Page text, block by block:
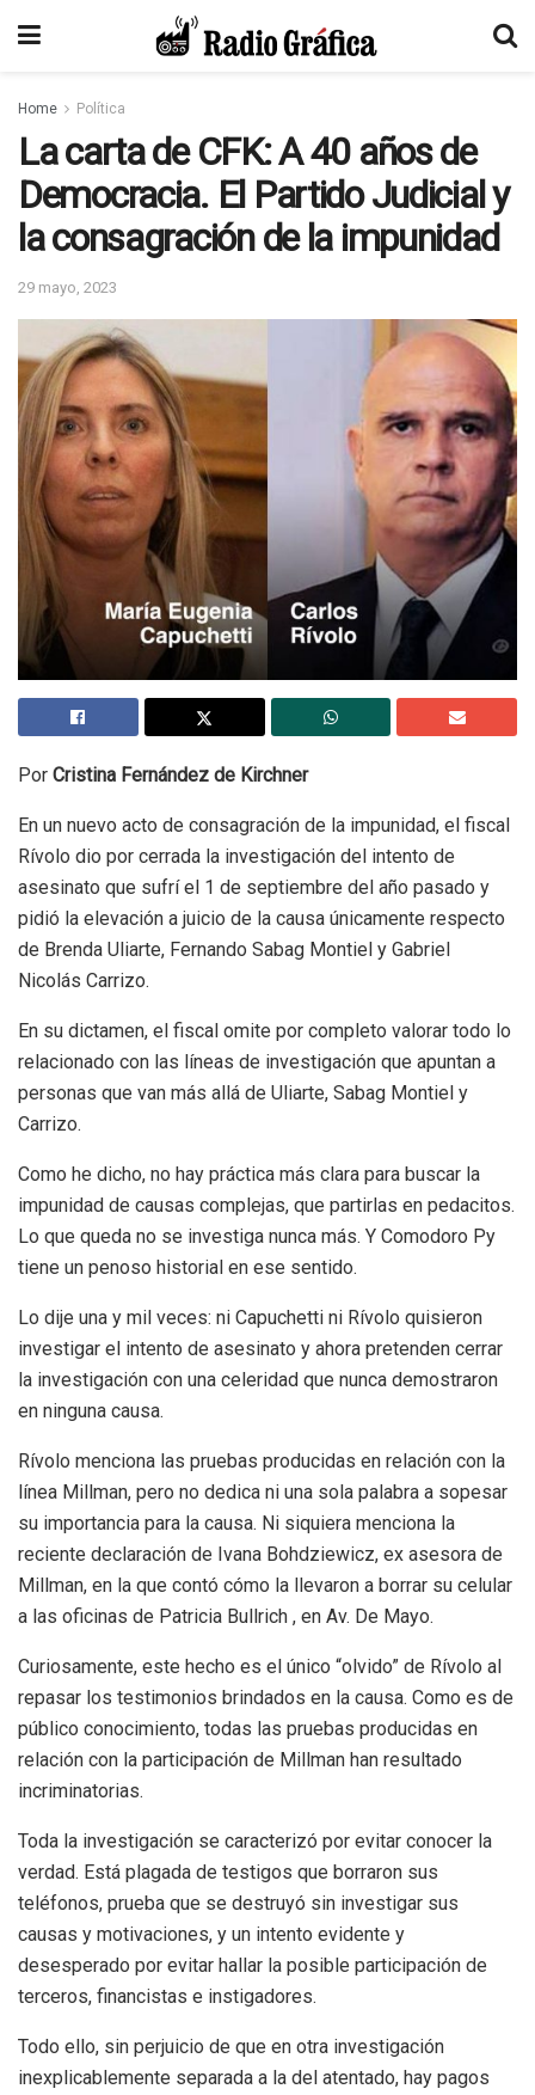
Home Política
La carta de CFK: A 40 años de
Democracia. El Partido Judicial y
la consagración de la impunidad
29 mayo, 2023
Por Cristina Fernández de Kirchner
En un nuevo acto de consagración de la impunidad, el fiscal
Rívolo dio por cerrada la investigación del intento de
asesinato que sufrí el 1 de septiembre del año pasado y
pidió la elevación a juicio de la causa únicamente respecto
de Brenda Uliarte, Fernando Sabag Montiel y Gabriel
Nicolás Carrizo.
En su dictamen, el fiscal omite por completo valorar todo lo
relacionado con las líneas de investigación que apuntan a
personas que van más allá de Uliarte, Sabag Montiel y
Carrizo.
Como he dicho, no hay práctica más clara para buscar la
impunidad de causas complejas, que partirlas en pedacitos.
Lo que queda no se investiga nunca más. Y Comodoro Py
tiene un penoso historial en ese sentido.
Lo dije una y mil veces: ni Capuchetti ni Rívolo quisieron
investigar el intento de asesinato y ahora pretenden cerrar
la investigación con una celeridad que nunca demostraron
en ninguna causa.
Rívolo menciona las pruebas producidas en relación con la
línea Millman, pero no dedica ni una sola palabra a sopesar
su importancia para la causa. Ni siquiera menciona la
reciente declaración de Ivana Bohdziewicz, ex asesora de
Millman, en la que contó cómo la llevaron a borrar su celular
a las oficinas de Patricia Bullrich , en Av. De Mayo.
Curiosamente, este hecho es el único “olvido” de Rívolo al
repasar los testimonios brindados en la causa. Como es de
público conocimiento, todas las pruebas producidas en
relación con la participación de Millman han resultado
incriminatorias.
Toda la investigación se caracterizó por evitar conocer la
verdad. Está plagada de testigos que borraron sus
teléfonos, prueba que se destruyó sin investigar sus
causas y motivaciones, y un intento evidente y
desesperado por evitar hallar la posible participación de
terceros, financistas e instigadores.
Todo ello, sin perjuicio de que en otra investigación
inexplicablemente separada a la del atentado, hay pagos